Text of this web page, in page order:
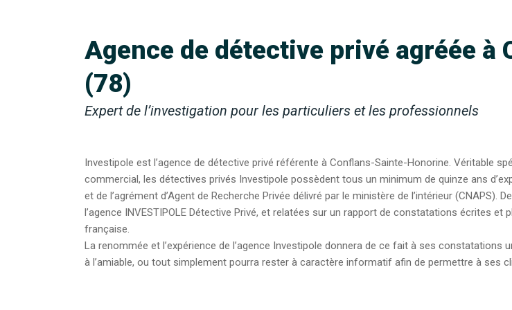
Agence de détective privé agréée
(78)
Expert de l’investigation pour les particuliers et les professionnels
Investipole est l’agence de détective privé référente à Conflans-Sainte-Honorine. Véritable
commercial, les détectives privés Investipole possèdent tous un minimum de quinze ans
et de l’agrément d’Agent de Recherche Privée délivré par le ministère de l’intérieur
l’agence INVESTIPOLE Détective Privé, et relatées sur un rapport de constatations écrites
française.
La renommée et l’expérience de l’agence Investipole donnera de ce fait à ses constatations
à l’amiable, ou tout simplement pourra rester à caractère informatif afin de permettre à ses